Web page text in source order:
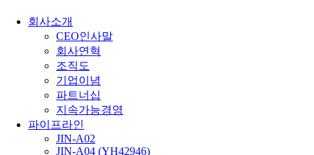
회사소개
CEO인사말
회사연혁
조직도
기업이념
파트너십
지속가능경영
파이프라인
JIN-A02
JIN-A04 (YH42946)